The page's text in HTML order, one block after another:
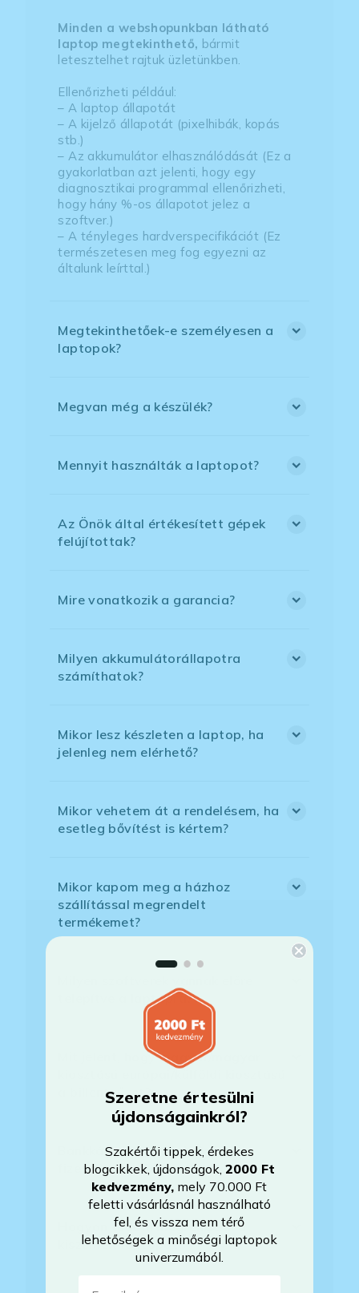
Minden a webshopunkban látható
laptop megtekinthető, bármit
letesztelhet rajtuk üzletünkben.
Ellenőrizheti például:
– A laptop állapotát
– A kijelző állapotát (pixelhibák, kopás
stb.)
– Az akkumulátor elhasználódását (Ez a
gyakorlatban azt jelenti, hogy egy
diagnosztikai programmal ellenőrizheti,
hogy hány %-os állapotot jelez a
szoftver.)
– A tényleges hardverspecifikációt (Ez
természetesen meg fog egyezni az
általunk leírttal.)
Megtekinthetőek-e személyesen a
laptopok?
Megvan még a készülék?
Mennyit használták a laptopot?
Az Önök által értékesített gépek
felújítottak?
Mire vonatkozik a garancia?
Milyen akkumulátorállapotra
számíthatok?
Mikor lesz készleten a laptop, ha
jelenleg nem elérhető?
Mikor vehetem át a rendelésem, ha
esetleg bővítést is kértem?
Mikor kapom meg a házhoz
szállítással megrendelt
termékemet?
telepítve a laptopra?
Mit jelent, hogy magyar/magyar
kiosztású európai/külföldi kiosztású
a billentyűzet?
Bankkártyával tudok Önöknél
fizetni?
Hogyan tudom megrendelni a
kiszemelt laptopot?
Szeretne értesülni
újdonságainkról?
Szakértői tippek, érdekes
blogcikkek, újdonságok,2000 Ft
kedvezmény, mely 70.000 Ft
feletti vásárlásnál használható
fel, és vissza nem térő
lehetőségek a minőségi laptopok
univerzumából.